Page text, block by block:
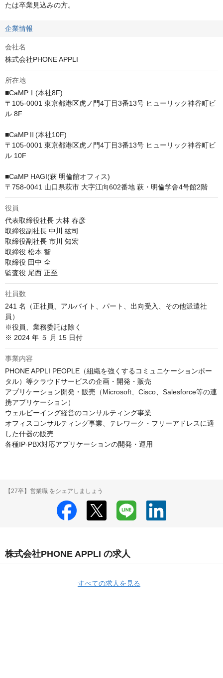
たは卒業見込みの方。
企業情報
会社名
株式会社PHONE APPLI
所在地
■CaMPⅠ(本社8F)
〒105-0001 東京都港区虎ノ門4丁目3番13号 ヒューリック神谷町ビ
ル 8F
■CaMPⅡ(本社10F)
〒105-0001 東京都港区虎ノ門4丁目3番13号 ヒューリック神谷町ビ
ル 10F
■CaMP HAGI(萩 明倫館オフィス)
〒758-0041 山口県萩市 大字江向602番地 萩・明倫学舎4号館2階
役員
代表取締役社長 大林 春彦
取締役副社長 中川 紘司
取締役副社長 市川 知宏
取締役 松本 智
取締役 田中 全
監査役 尾西 正至
社員数
241 名（正社員、アルバイト、パート、出向受入、その他派遣社
員）
※役員、業務委託は除く
※ 2024 年 ５ 月 15 日付
事業内容
PHONE APPLI PEOPLE（組織を強くするコミュニケーションポー
タル）等クラウドサービスの企画・開発・販売
アプリケーション開発・販売（Microsoft、Cisco、Salesforce等の連
携アプリケーション）
ウェルビーイング経営のコンサルティング事業
オフィスコンサルティング事業、テレワーク・フリーアドレスに適
した什器の販売
各種IP-PBX対応アプリケーションの開発・運用
【27卒】営業職 をシェアしましょう
株式会社PHONE APPLI の求人
すべての求人を見る